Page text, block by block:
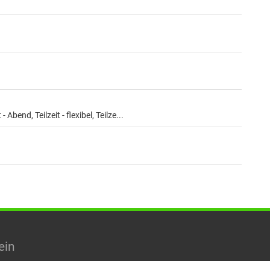
e777-4a6d-abea-e0dead831304
aa31-4c0c-9e84-70878cee0c90
Teilzeit - flexibel, Teilze...